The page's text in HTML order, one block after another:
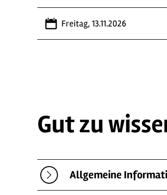
Freitag, 13.11.2026
Gut zu
Allgemeine